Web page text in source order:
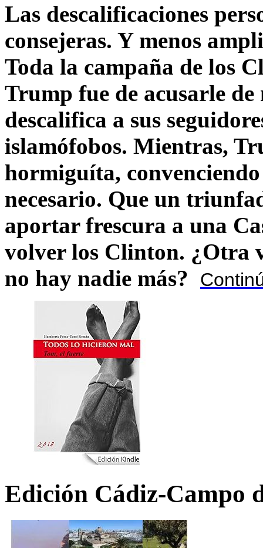
Las descalificaciones
consejeras. Y menos
Toda la campaña de los
Trump fue de acusarle
descalifica a sus
islamófobos. Mientras,
hormiguíta,
necesario. Que un
aportar frescura a una
volver los Clinton. ¿Otra
no hay nadie más?
Edición Cádiz-Campo